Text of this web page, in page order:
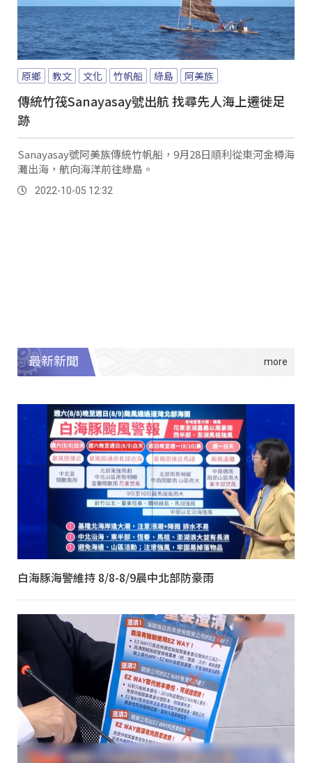
原鄉 教文 文化 竹帆船 綠島 阿美族
傳統竹筏Sanayasay號出航 找尋先人海上遷徙足
跡
Sanayasay號阿美族傳統竹帆船，9月28日順利從東河金樽海
灘出海，航向海洋前往綠島。
2022-10-05 12:32
最新新聞
白海豚海警維持 8/8-8/9晨中北部防豪雨